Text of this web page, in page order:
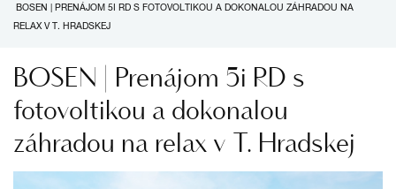
BOSEN | PRENÁJOM 5I RD S FOTOVOLTIKOU A DOKONALOU ZÁHRADOU NA
RELAX V T. HRADSKEJ
BOSEN | Prenájom 5i RD s
fotovoltikou a dokonalou
záhradou na relax v T. Hradskej